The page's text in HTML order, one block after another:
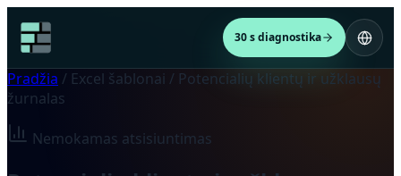
30 s diagnostika
Pradžia / Excel šablonai / Potencialių klientų ir užklausų
žurnalas
Nemokamas atsisiuntimas